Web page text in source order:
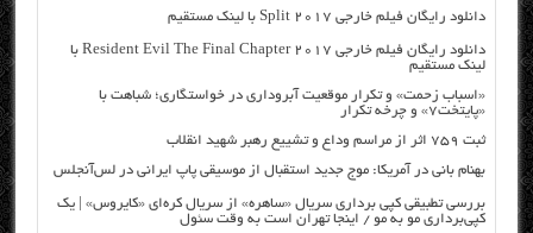
دانلود رایگان فیلم خارجی Split 2017 با لینک مستقیم
دانلود رایگان فیلم خارجی Resident Evil The Final Chapter 2017 با
لینک مستقیم
«اسباب زحمت» و تکرار موقعیت آبروداری در خواستگاری؛ شباهت با
«پایتخت۷» و چرخه تکرار
ثبت ۷۵۹ اثر از مراسم وداع و تشییع رهبر شهید انقلاب
بهنام بانی در آمریکا: موج جدید استقبال از موسیقی پاپ ایرانی در لس‌آنجلس
بررسی تطبیقی کپی برداری سریال «ساهره» از سریال کره‌ای «کایروس» | یک
کپی‌برداری مو به مو / اینجا تهران است به وقت سئول